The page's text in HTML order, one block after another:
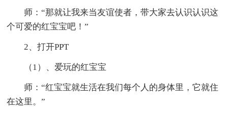
师：“那就让我来当友谊使者，带大家去认识认识这
个可爱的红宝宝吧！”
2、打开PPT
（1）、爱玩的红宝宝
师：“红宝宝就生活在我们每个人的身体里，它就住
在这里。”